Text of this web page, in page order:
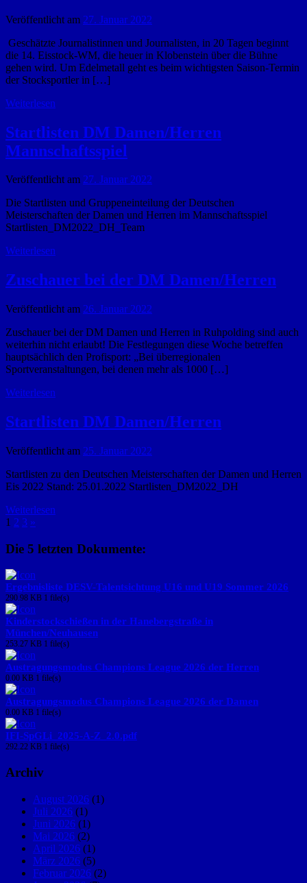
Veröffentlicht am 27. Januar 2022
Geschätzte Journalistinnen und Journalisten, in 20 Tagen beginnt
die 14. Eisstock-WM, die heuer in Klobenstein über die Bühne
gehen wird. Um Edelmetall geht es beim wichtigsten Saison-Termin
der Stocksportler in […]
Weiterlesen
Startlisten DM Damen/Herren
Mannschaftsspiel
Veröffentlicht am 27. Januar 2022
Die Startlisten und Gruppeneinteilung der Deutschen
Meisterschaften der Damen und Herren im Mannschaftsspiel
Startlisten_DM2022_DH_Team
Weiterlesen
Zuschauer bei der DM Damen/Herren
Veröffentlicht am 26. Januar 2022
Zuschauer bei der DM Damen und Herren in Ruhpolding sind auch
weiterhin nicht erlaubt! Die Festlegungen diese Woche betreffen
hauptsächlich den Profisport: „Bei überregionalen
Sportveranstaltungen, bei denen mehr als 1000 […]
Weiterlesen
Startlisten DM Damen/Herren
Veröffentlicht am 25. Januar 2022
Startlisten zu den Deutschen Meisterschaften der Damen und Herren
Eis 2022 Stand: 25.01.2022 Startlisten_DM2022_DH
Weiterlesen
1 2 3 »
Die 5 letzten Dokumente:
Ergebnisliste DESV-Talentsichtung U16 und U19 Sommer 2026
290.98 KB 1 file(s)
Kinderstockschießen in der Hanebergstraße in
München/Neuhausen
253.27 KB 1 file(s)
Austragungsmodus Champions League 2026 der Herren
0.00 KB 1 file(s)
Austragungsmodus Champions League 2026 der Damen
0.00 KB 1 file(s)
IFI-SpGLi_2025-A-Z_2.0.pdf
292.22 KB 1 file(s)
Archiv
August 2026 (1)
Juli 2026 (1)
Juni 2026 (1)
Mai 2026 (2)
April 2026 (1)
März 2026 (5)
Februar 2026 (2)